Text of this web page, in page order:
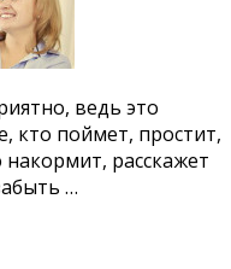
ведь это
кто поймет, простит,
расскажет
…